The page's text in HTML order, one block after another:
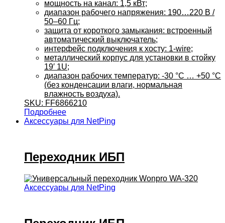
мощность на канал: 1,5 кВт;
диапазон рабочего напряжения: 190…220 В /
50–60 Гц;
защита от короткого замыкания: встроенный
автоматический выключатель;
интерфейс подключения к хосту: 1-wire;
металлический корпус для установки в стойку
19′ 1U;
диапазон рабочих температур: -30 °С … +50 °С
(без конденсации влаги, нормальная
влажность воздуха).
SKU: FF6866210
Подробнее
Аксессуары для NetPing
Переходник ИБП
Аксессуары для NetPing